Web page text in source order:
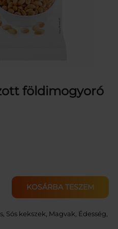
földimogyoró
KOSÁRBA TESZEM
Sós kekszek, Magvak Édesség,